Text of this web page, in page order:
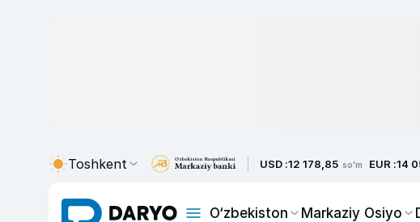
Toshkent USD :12 178,85 so'm EUR :14
O‘zbekiston Markaziy Osiyo